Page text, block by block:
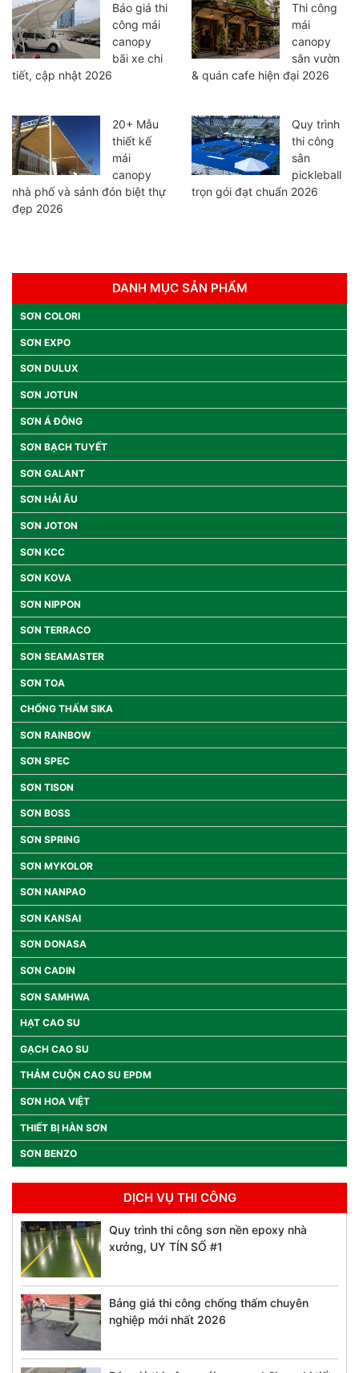
Báo giá thi
công mái
canopy
bãi xe chi
tiết, cập nhật 2026
Thi công
mái
canopy
sân vườn
& quán cafe hiện đại 2026
20+ Mẫu
thiết kế
mái
canopy
nhà phố và sảnh đón biệt thự
đẹp 2026
Quy trình
thi công
sân
pickleball
trọn gói đạt chuẩn 2026
DANH MỤC SẢN PHẨM
SƠN COLORI
SƠN EXPO
SƠN DULUX
SƠN JOTUN
SƠN Á ĐÔNG
SƠN BẠCH TUYẾT
SƠN GALANT
SƠN HẢI ÂU
SƠN JOTON
SƠN KCC
SƠN KOVA
SƠN NIPPON
SƠN TERRACO
SƠN SEAMASTER
SƠN TOA
CHỐNG THẤM SIKA
SƠN RAINBOW
SƠN SPEC
SƠN TISON
SƠN BOSS
SƠN SPRING
SƠN MYKOLOR
SƠN NANPAO
SƠN KANSAI
SƠN DONASA
SƠN CADIN
SƠN SAMHWA
HẠT CAO SU
GẠCH CAO SU
THẢM CUỘN CAO SU EPDM
SƠN HOA VIỆT
THIẾT BỊ HÀN SƠN
SƠN BENZO
DỊCH VỤ THI CÔNG
Quy trình thi công sơn nền epoxy nhà
xưởng, UY TÍN SỐ #1
Bảng giá thi công chống thấm chuyên
nghiệp mới nhất 2026